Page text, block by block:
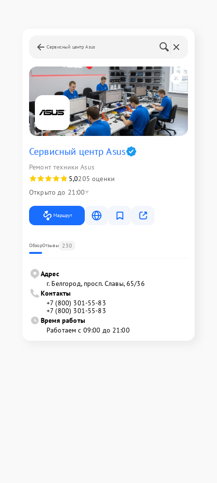
Сервисный центр Asus
Сервисный центр Asus
Ремонт техники Asus
5,0205 оценки
Открыто до 21:00
Маршрут
ОбзорОтзывы 230
Адрес
г. Белгород, просп. Славы, 65/36
Контакты
+7 (800) 301-55-83
+7 (800) 301-55-83
Время работы
Работаем с 09:00 до 21:00